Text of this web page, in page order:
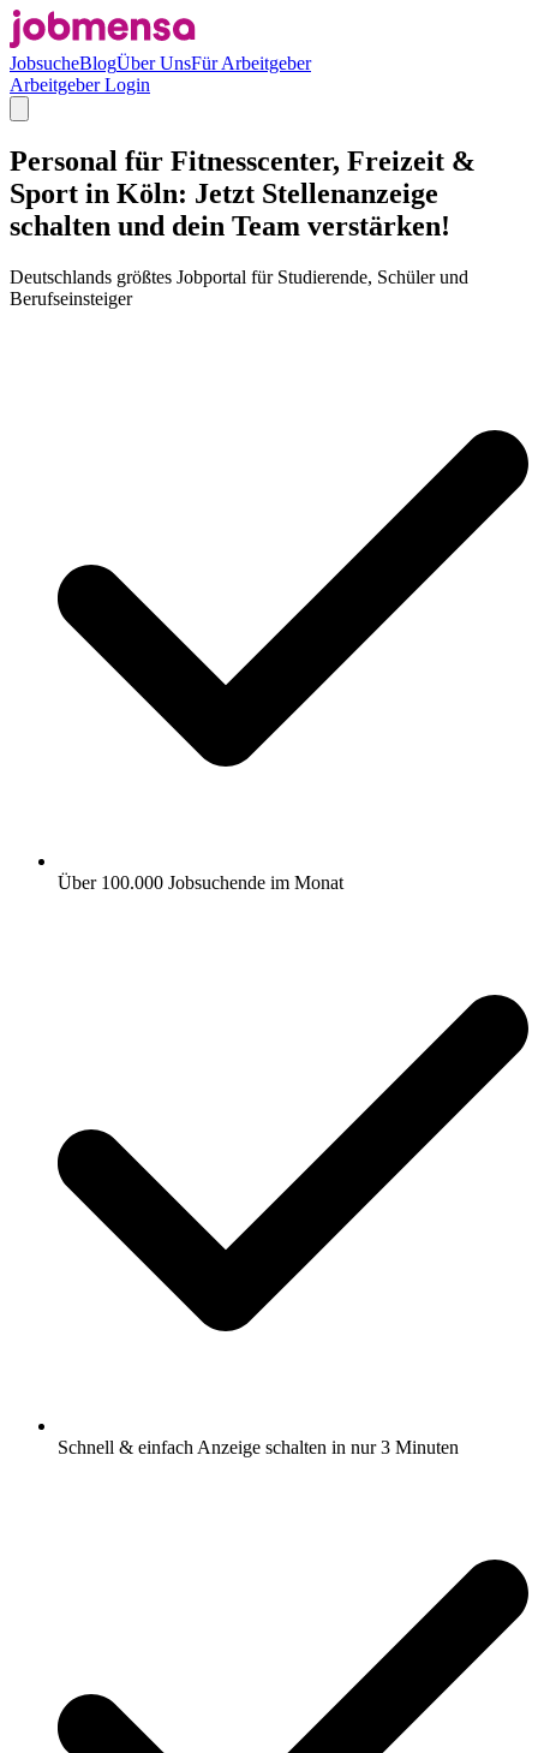
JobsucheBlogÜber UnsFür Arbeitgeber
Arbeitgeber Login
Personal für Fitnesscenter, Freizeit &
Sport in Köln: Jetzt Stellenanzeige
schalten und dein Team verstärken!
Deutschlands größtes Jobportal für Studierende, Schüler und
Berufseinsteiger
Über 100.000 Jobsuchende im Monat
Schnell & einfach Anzeige schalten in nur 3 Minuten